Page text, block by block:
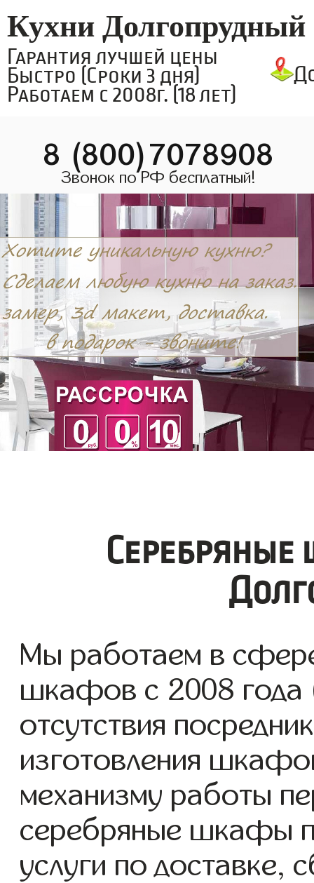
Кухни Долгопрудный
Гарантия лучшей цены
Быстро (Сроки 3 дня)
Работаем с 2008г. (18 лет)
8 (800)7078908
Звонок по РФ бесплатный!
Мы работаем в
шкафов с 2008 года
отсутствия
изготовления
механизму работы
серебряные шкафы
услуги по доставке,